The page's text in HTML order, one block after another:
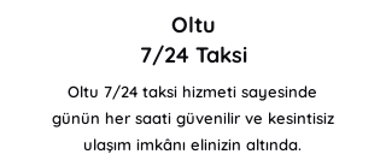
Oltu
7/24 Taksi
Oltu 7/24 taksi hizmeti sayesinde
günün her saati güvenilir ve kesintisiz
ulaşım imkânı elinizin altında.